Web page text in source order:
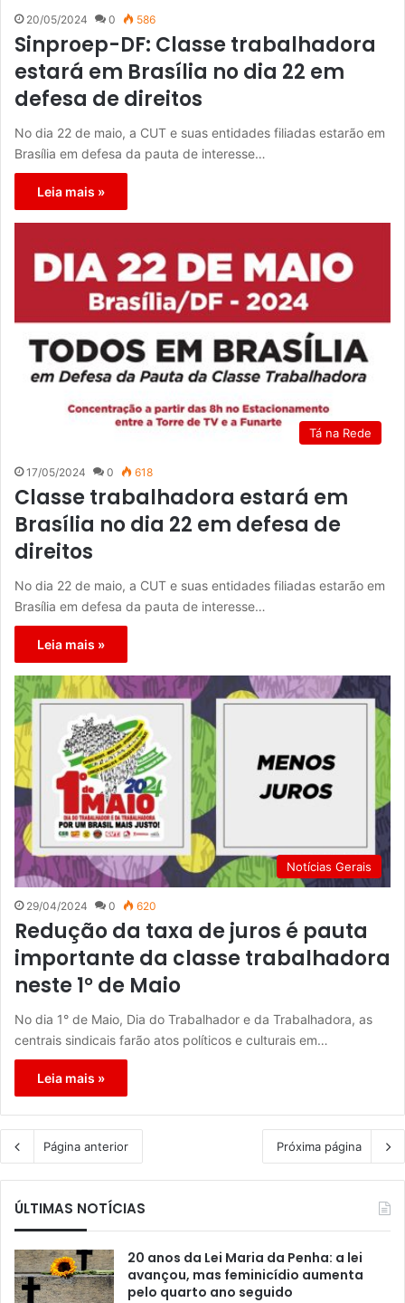
20/05/2024 0 586
Sinproep-DF: Classe trabalhadora
estará em Brasília no dia 22 em
defesa de direitos
No dia 22 de maio, a CUT e suas entidades filiadas estarão em
Brasília em defesa da pauta de interesse…
Leia mais »
Tá na Rede
17/05/2024 0 618
Classe trabalhadora estará em
Brasília no dia 22 em defesa de
direitos
No dia 22 de maio, a CUT e suas entidades filiadas estarão em
Brasília em defesa da pauta de interesse…
Leia mais »
Notícias Gerais
29/04/2024 0 620
Redução da taxa de juros é pauta
importante da classe trabalhadora
neste 1° de Maio
No dia 1° de Maio, Dia do Trabalhador e da Trabalhadora, as
centrais sindicais farão atos políticos e culturais em…
Leia mais »
Página anterior Próxima página
ÚLTIMAS NOTÍCIAS
20 anos da Lei Maria da Penha: a lei
avançou, mas feminicídio aumenta
pelo quarto ano seguido